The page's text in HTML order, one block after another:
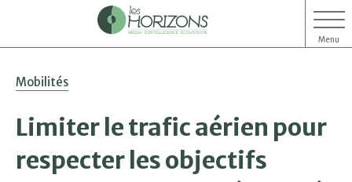
Menu
Mobilités
Limiter le trafic aérien pour
respecter les objectifs